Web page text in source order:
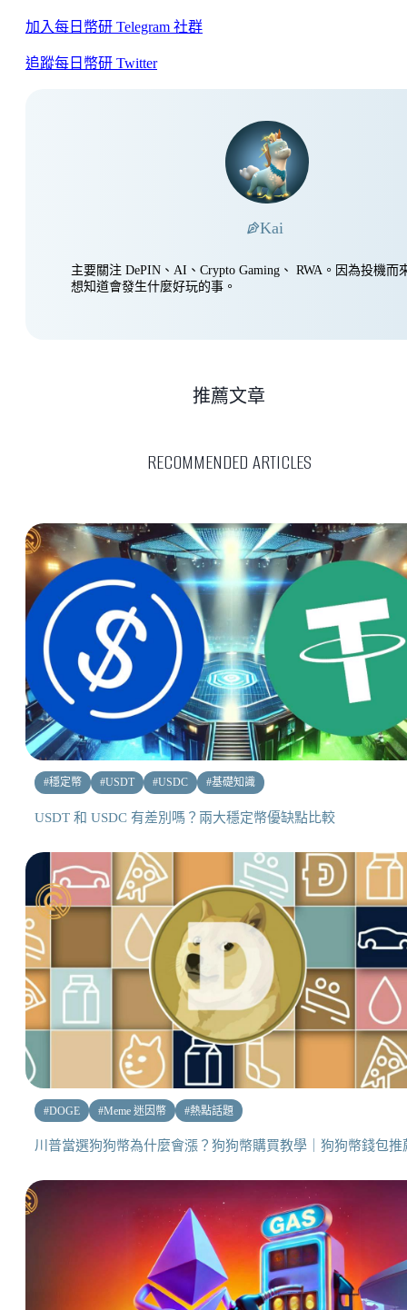
加入每日幣研 Telegram 社群
追蹤每日幣研 Twitter
Kai
主要關注 DePIN、AI、Crypto Gaming、 RWA。因為投機而
想知道會發生什麼好玩的事。
RECOMMENDED ARTICLES
推薦文章
#穩定幣 #USDT #USDC #基礎知識
USDT 和 USDC 有差別嗎？兩大穩定幣優缺點比較
#DOGE #Meme 迷因幣 #熱點話題
川普當選狗狗幣為什麼會漲？狗狗幣購買教學｜狗狗幣錢包推